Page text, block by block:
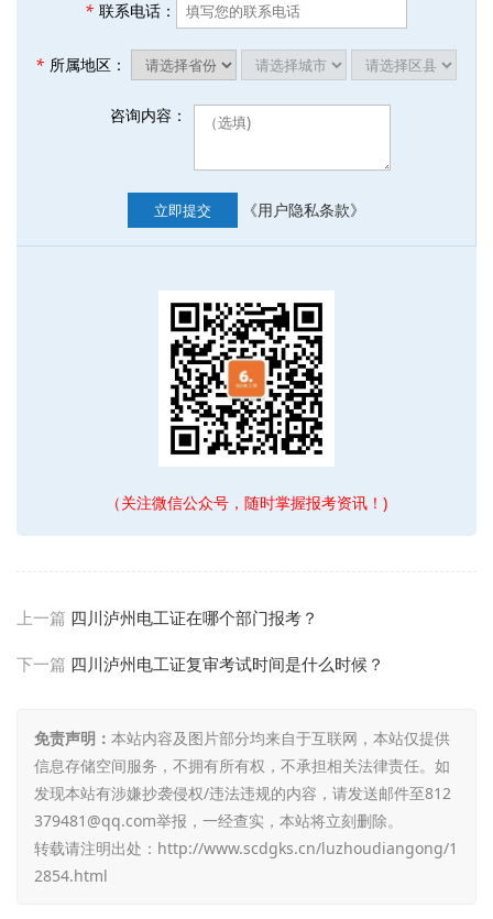
* 联系电话：
* 所属地区：
咨询内容：
立即提交 《用户隐私条款》
（关注微信公众号，随时掌握报考资讯！)
上一篇 四川泸州电工证在哪个部门报考？
下一篇 四川泸州电工证复审考试时间是什么时候？
免责声明： 本站内容及图片部分均来自于互联网，本站仅提供
信息存储空间服务，不拥有所有权，不承担相关法律责任。如
发现本站有涉嫌抄袭侵权/违法违规的内容，请发送邮件至812
379481@qq.com举报，一经查实，本站将立刻删除。
转载请注明出处： http://www.scdgks.cn/luzhoudiangong/1
2854.html